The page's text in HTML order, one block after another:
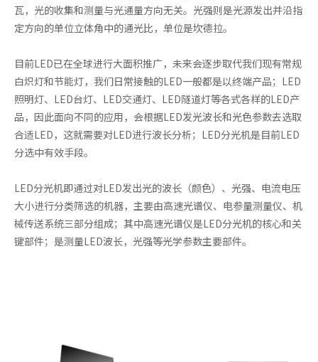
瓦，光的收集和测量与光通量方向无关。光强则是光源发出并沿指
定方向的单位立体角中的通光比，单位是坎德拉。
目前LED已在全球进行大面积推广，未来会逐步取代我们现有常规
白炽灯和节能灯，我们日常接触的LED一般都是以终端产品；LED
照明灯、LED台灯、LED交通灯、LED隧道灯等各式各样的LED产
品，因此面向不同的应用，会根据LED发光波长和光色参数去选取
合适LED，这就需要对LED进行波长分析；LED分光机是目前LED
分选中有效手段。
LED分光机即通过对LED发出光的波长（颜色）、光强、电流电压
大小进行分类筛选的机器，主要由高速光谱仪、电参量测量仪、机
械传送系统三部分组成；其中高速光谱仪是LED分光机的核心和关
键部件；是测量LED波长，光强等光学参数主要部件。